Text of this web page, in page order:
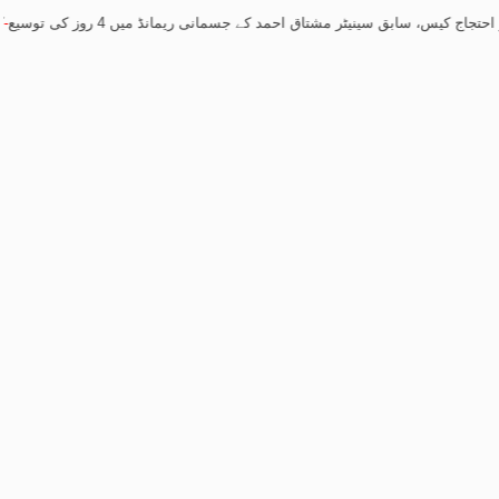
سینیٹر مشتاق احمد کے جسمانی ریمانڈ میں 4 روز کی توسیع کشمیر